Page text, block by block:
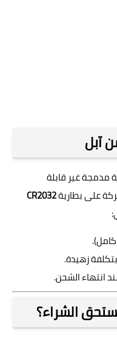
مدمجة غير قابلة
على بطاريةCR2032
زهيدة.
انتهاء الشحن.